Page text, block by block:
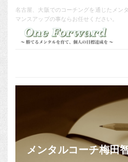
名古屋、大阪でのコーチングを通じたメン
マンスアップの事ならお任せください。
メンタルコーチ梅田